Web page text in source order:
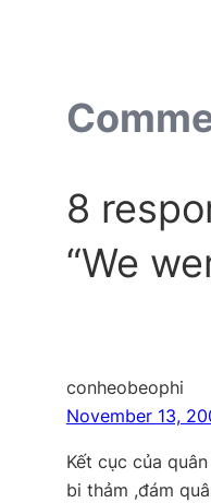
8
“We
conheobeophi
November 13,
Kết cục của
bi thảm ,đám